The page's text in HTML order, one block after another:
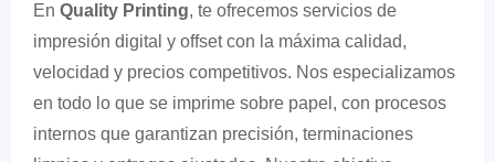
En Quality Printing, te ofrecemos servicios de
impresión digital y offset con la máxima calidad,
velocidad y precios competitivos. Nos especializamos
en todo lo que se imprime sobre papel, con procesos
internos que garantizan precisión, terminaciones